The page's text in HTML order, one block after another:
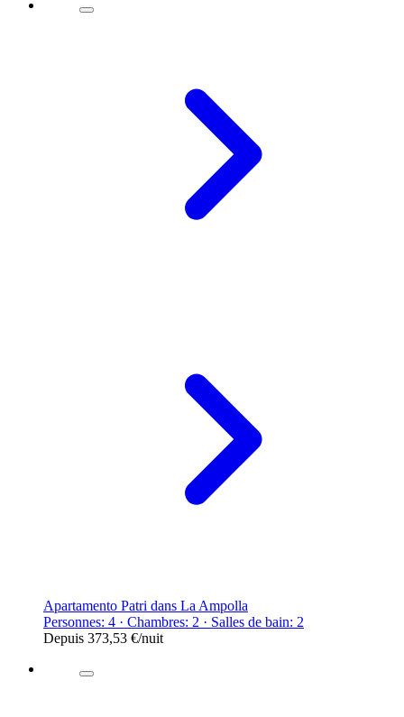
Apartamento Patri dans La Ampolla
Personnes: 4 · Chambres: 2 · Salles de bain: 2
Depuis 373,53 €/nuit